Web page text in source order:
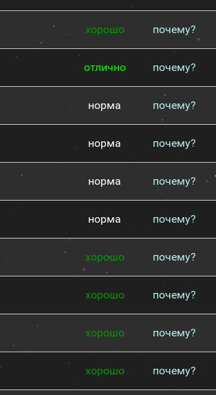
хорошо почему?
отлично почему?
норма почему?
норма почему?
норма почему?
норма почему?
хорошо почему?
хорошо почему?
хорошо почему?
хорошо почему?